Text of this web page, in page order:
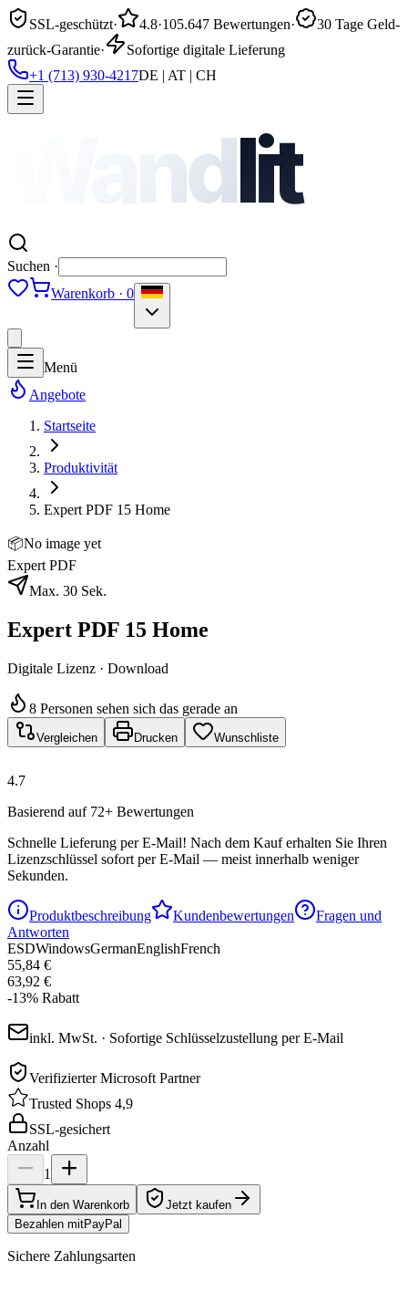
SSL-geschützt· 4.8·105.647 Bewertungen·
30 Tage Geld-
zurück-Garantie·
Sofortige digitale Lieferung
+1 (713) 930-4217DE | AT | CH
Wandlit
Suchen ·
Warenkorb · 0
Menü
Angebote
Startseite
Produktivität
Expert PDF 15 Home
📦No image yet
Expert PDF
Max. 30 Sek.
Expert PDF 15 Home
Digitale Lizenz · Download
8 Personen sehen sich das gerade an
Vergleichen Drucken Wunschliste
4.7
Basierend auf 72+ Bewertungen
Schnelle Lieferung per E-Mail! Nach dem Kauf erhalten Sie Ihren
Lizenzschlüssel sofort per E-Mail — meist innerhalb weniger
Sekunden.
Produktbeschreibung Kundenbewertungen
Fragen und
Antworten
ESDWindowsGermanEnglishFrench
55,84 €
63,92 €
-13% Rabatt
inkl. MwSt. · Sofortige Schlüsselzustellung per E-Mail
Verifizierter Microsoft Partner
Trusted Shops 4,9
SSL-gesichert
Anzahl
1
In den Warenkorb
Jetzt kaufen
Bezahlen mitPayPal
Sichere Zahlungsarten